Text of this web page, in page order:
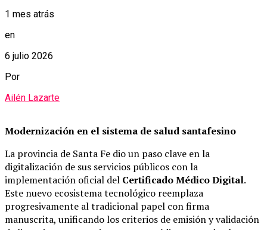
1 mes atrás
en
6 julio 2026
Por
Ailén Lazarte
Modernización en el sistema de salud santafesino
La provincia de Santa Fe dio un paso clave en la
digitalización de sus servicios públicos con la
implementación oficial del Certificado Médico Digital.
Este nuevo ecosistema tecnológico reemplaza
progresivamente al tradicional papel con firma
manuscrita, unificando los criterios de emisión y validación